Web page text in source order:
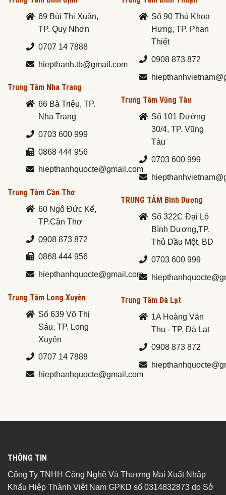
69 Bùi Thị Xuân,
TP. Quy Nhơn
0707 14 7888
hiepthanh.tb@gmail.com
Trung Tâm Nha Trang
66 Bà Triệu, TP.
Nha Trang
0703 600 999
0868 444 956
hiepthanhquocte@gmail.com
Trung Tâm Cần Thơ
60 Ngô Đức Kế,
TP.Cần Thơ
0908 873 872
0868 444 956
hiepthanhquocte@gmail.com
Trung Tâm Long Xuyên
Số 639 Võ Thị
Sáu, TP. Long
Xuyên
0707 14 7888
hiepthanhquocte@gmail.com
Số 90 Thủ Khoa
Hưng, TP. Phan
Thiết
0908 873 872
Trung Tâm Vũng Tàu
Số 101 Đường
30/4, TP. Vũng
Tàu
0703 600 999
TRUNG TÂM Bình Dương
Số 322C Đại Lộ
Bình Dương,TP.
Thủ Dầu Một, BD
0703 600 999
Trung Tâm Đà Lạt
1A Hoàng Văn
Thụ - TP. Đà Lạt
0908 873 872
THÔNG TIN
Công Ty TNHH Công Nghệ Và Thương Mại Xuất Nhập
Khẩu Hiệp Thành Việt Nam GPKD số 0314832873 do Sở